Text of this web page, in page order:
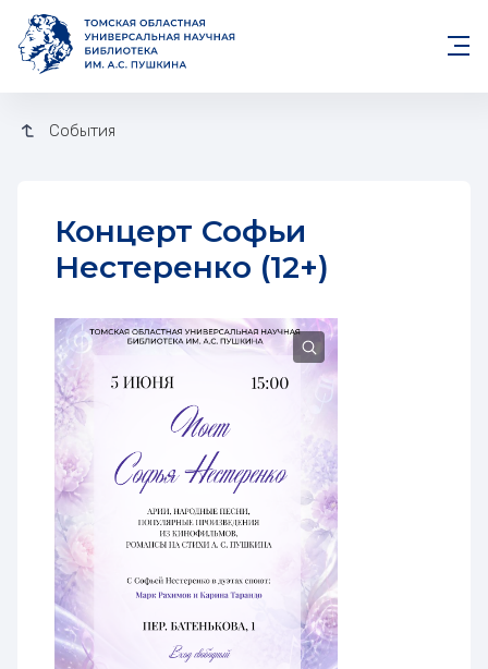
События
Концерт Софьи
Нестеренко (12+)